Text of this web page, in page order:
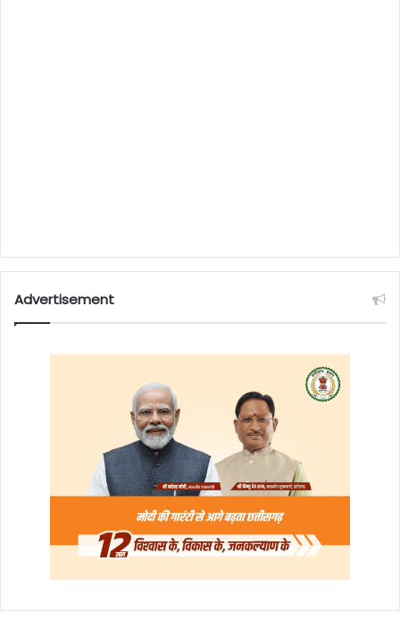
Advertisement